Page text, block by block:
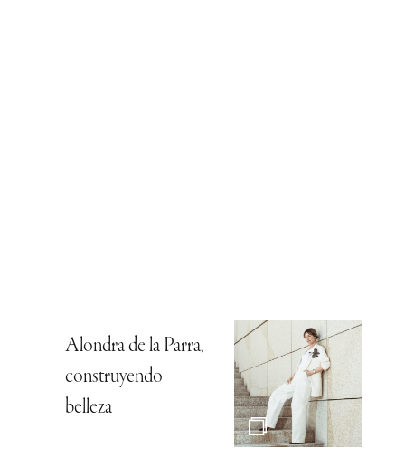
Alondra de la Parra,
construyendo
belleza